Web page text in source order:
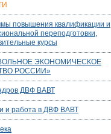
повышения квалификации и
переподготовки,
курсы
ЭКОНОМИЧЕСКОЕ
РОССИИ»
ДВФ ВАВТ
и работа в ДВФ ВАВТ